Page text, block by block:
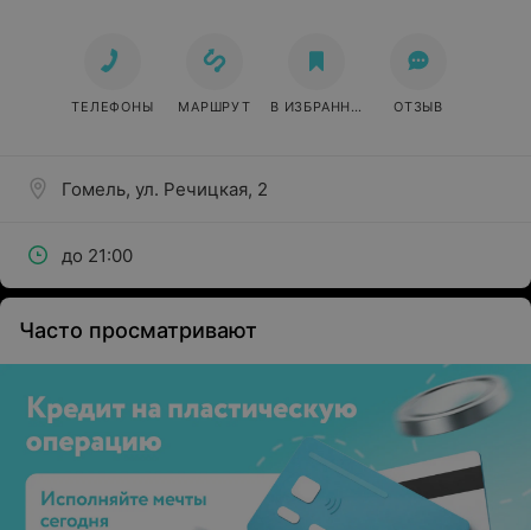
Гомель, ул. Речицкая, 2
до 21:00
ТЕЛЕФОНЫ МАРШРУТ В ИЗБРАННОЕ ОТЗЫВ
Часто просматривают